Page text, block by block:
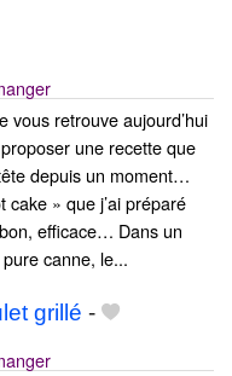
vous retrouve aujourd’hui
une recette que
depuis un moment…
cake » que j’ai préparé
efficace… Dans un
canne, le...
grillé -